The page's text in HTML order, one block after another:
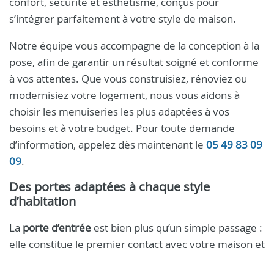
s’intégrer parfaitement à votre style de maison.
Notre équipe vous accompagne de la conception à la
pose, afin de garantir un résultat soigné et conforme
à vos attentes. Que vous construisiez, rénoviez ou
modernisiez votre logement, nous vous aidons à
choisir les menuiseries les plus adaptées à vos
besoins et à votre budget. Pour toute demande
d’information, appelez dès maintenant le 05 49 83 09
09.
Des portes adaptées à chaque style
d’habitation
La porte d’entrée est bien plus qu’un simple passage :
elle constitue le premier contact avec votre maison et